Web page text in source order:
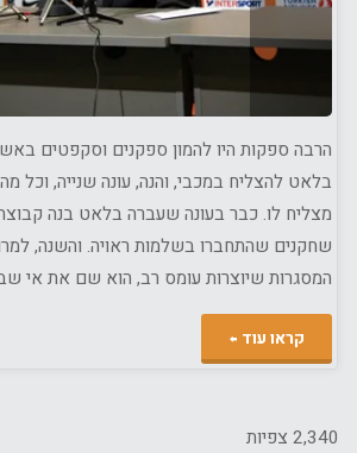
הרבה ספקות היו להמון ספקנים וסקפטים
בלאט להצליח במכבי, והנה, עונה שנייה, וכל
מצליח לו. כבר בעונה שעברה בלאט בנה
המסגרות שיוצרות עומס רב, הוא שם את אי
קראו עוד
2,340 צפיות